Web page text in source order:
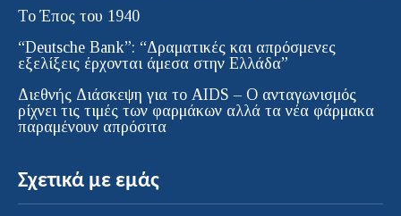
Το Έπος του 1940
“Deutsche Bank”: “Δραματικές και απρόσμενες
εξελίξεις έρχονται άμεσα στην Ελλάδα”
Διεθνής Διάσκεψη για το AIDS – Ο ανταγωνισμός
ρίχνει τις τιμές των φαρμάκων αλλά τα νέα φάρμακα
παραμένουν απρόσιτα
Σχετικά με εμάς